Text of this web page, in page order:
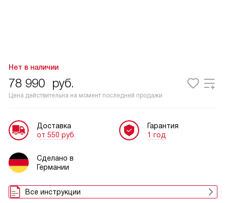
Нет в наличии
78 990 руб.
Цена действительна на момент последней продажи
Доставка
от 550 руб.
Гарантия
1 год
Сделано в
Германии
Все инструкции